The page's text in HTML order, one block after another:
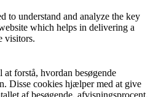
to understand and analyze the key
which helps in delivering a
visitors.
forstå, hvordan besøgende
Disse cookies hjælper med at give
af besøgende, afvisningsprocent,